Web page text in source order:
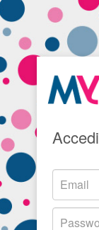
Accedi